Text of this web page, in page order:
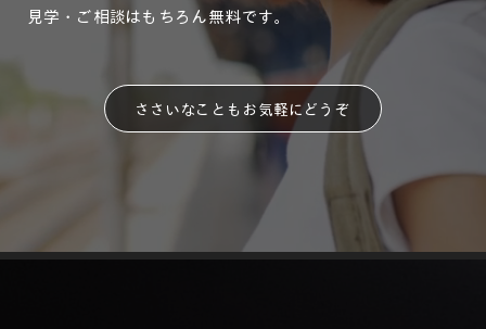
見学・ご相談はもちろん無料です。
ささいなこともお気軽にどうぞ